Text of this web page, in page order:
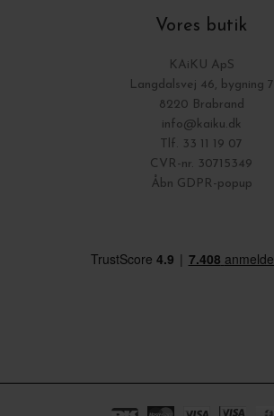
Vores butik
KAiKU ApS
Langdalsvej 46, bygning 7
8220 Brabrand
info@kaiku.dk
Tlf. 33 11 19 07
CVR-nr. 30715349
Åbn GDPR-popup